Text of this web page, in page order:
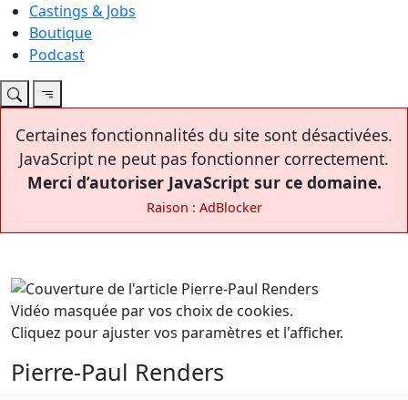
Castings & Jobs
Boutique
Podcast
Certaines fonctionnalités du site sont désactivées.
JavaScript ne peut pas fonctionner correctement.
Merci d’autoriser JavaScript sur ce domaine.
Raison : AdBlocker
Vidéo masquée par vos choix de cookies.
Cliquez pour ajuster vos paramètres et l'afficher.
Pierre-Paul Renders